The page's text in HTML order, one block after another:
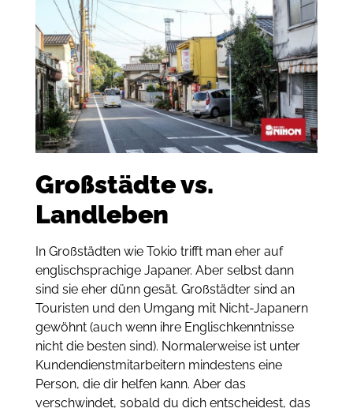
Großstädte vs.
Landleben
In Großstädten wie Tokio trifft man eher auf
englischsprachige Japaner. Aber selbst dann
sind sie eher dünn gesät. Großstädter sind an
Touristen und den Umgang mit Nicht-Japanern
gewöhnt (auch wenn ihre Englischkenntnisse
nicht die besten sind). Normalerweise ist unter
Kundendienstmitarbeitern mindestens eine
Person, die dir helfen kann. Aber das
verschwindet, sobald du dich entscheidest, das